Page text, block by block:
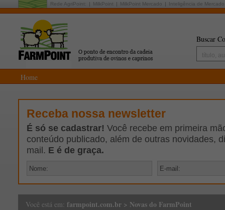
Rede AgriPoint: MilkPoint MilkPoint Mercado Inteligência de Mercado
Buscar
Home
Receba nossa newsletter
É só se cadastrar! Você recebe em primeira
conteúdo publicado, além de outras novidades,
mail. E é de graça.
Você está em: farmpoint.com.br > Novas do FarmPoint